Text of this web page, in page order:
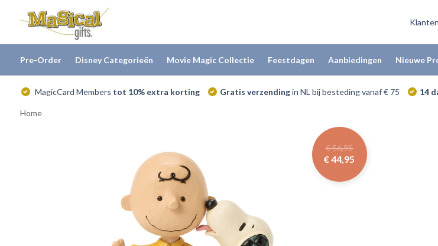
Pre-Order Disney Categorieën Movie Magic Collectie Feestdagen Aanbiedingen Nieuwe
MagicCard Members tot 10% extra korting Gratis verzendingin NL bij besteding vanaf € 75 14
Home
€ 56,95
€ 44,95